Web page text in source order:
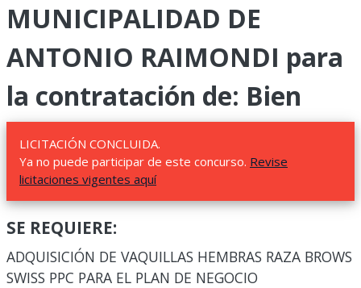
MUNICIPALIDAD DE
ANTONIO RAIMONDI para
la contratación de: Bien
LICITACIÓN CONCLUIDA.
Ya no puede participar de este concurso. Revise
licitaciones vigentes aquí
SE REQUIERE:
ADQUISICIÓN DE VAQUILLAS HEMBRAS RAZA BROWS
SWISS PPC PARA EL PLAN DE NEGOCIO